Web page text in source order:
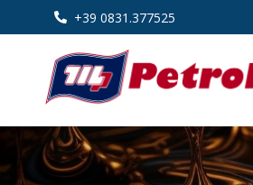
+39 0831.377525